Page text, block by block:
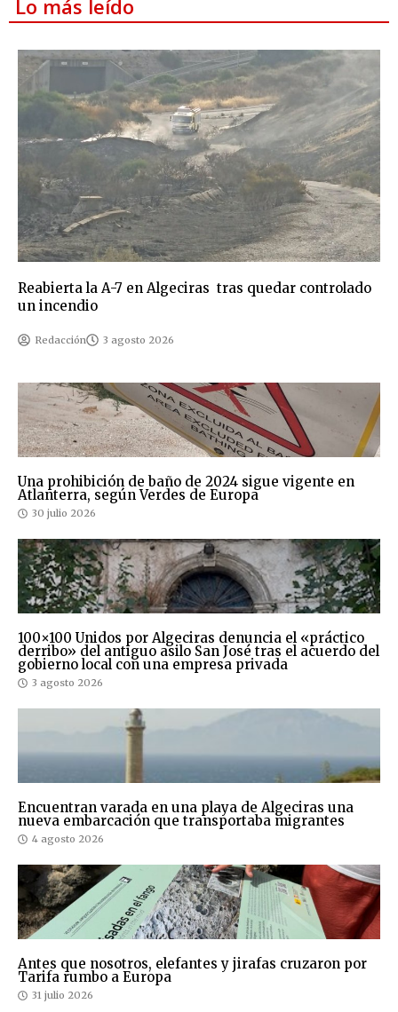
Lo más leído
Reabierta la A-7 en Algeciras tras quedar controlado
un incendio
Redacción 3 agosto 2026
Una prohibición de baño de 2024 sigue vigente en
Atlanterra, según Verdes de Europa
30 julio 2026
100×100 Unidos por Algeciras denuncia el «práctico
derribo» del antiguo asilo San José tras el acuerdo del
gobierno local con una empresa privada
3 agosto 2026
Encuentran varada en una playa de Algeciras una
nueva embarcación que transportaba migrantes
4 agosto 2026
Antes que nosotros, elefantes y jirafas cruzaron por
Tarifa rumbo a Europa
31 julio 2026